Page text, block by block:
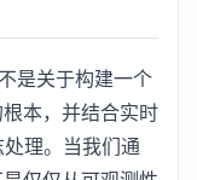
是关于构建一个
本，并结合实时
理。当我们通